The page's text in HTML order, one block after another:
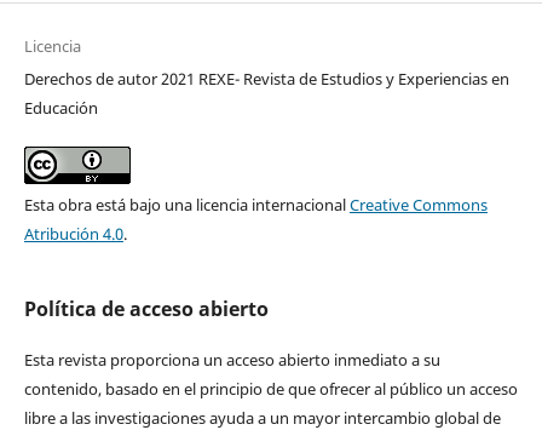
Licencia
Derechos de autor 2021 REXE- Revista de Estudios y Experiencias en
Educación
Esta obra está bajo una licencia internacionalCreative Commons
Atribución 4.0.
Política de acceso abierto
Esta revista proporciona un acceso abierto inmediato a su
contenido, basado en el principio de que ofrecer al público un acceso
libre a las investigaciones ayuda a un mayor intercambio global de